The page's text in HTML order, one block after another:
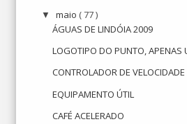
▼ maio ( 77 )
ÁGUAS DE LINDÓIA 2009
LOGOTIPO DO PUNTO, APENAS
CONTROLADOR DE
EQUIPAMENTO ÚTIL
CAFÉ ACELERADO